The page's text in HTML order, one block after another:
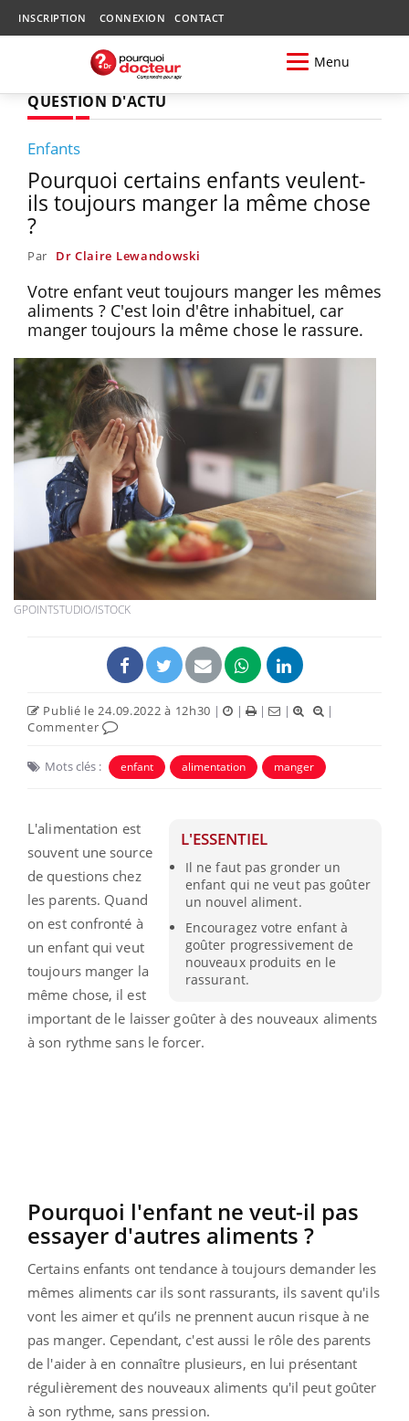
INSCRIPTION CONNEXION CONTACT
Menu
QUESTION D'ACTU
Enfants
Pourquoi certains enfants veulent-
ils toujours manger la même chose
?
Par Dr Claire Lewandowski
Votre enfant veut toujours manger les mêmes
aliments ? C'est loin d'être inhabituel, car
manger toujours la même chose le rassure.
GPOINTSTUDIO/ISTOCK
Publié le 24.09.2022 à 12h30 | | | |
|
Commenter
Mots clés : enfant alimentation manger
L'ESSENTIEL
Il ne faut pas gronder un
enfant qui ne veut pas goûter
un nouvel aliment.
Encouragez votre enfant à
goûter progressivement de
nouveaux produits en le
rassurant.
L'alimentation est
souvent une source
de questions chez
les parents. Quand
on est confronté à
un enfant qui veut
toujours manger la
même chose, il est
important de le laisser goûter à des nouveaux aliments
à son rythme sans le forcer.
Pourquoi l'enfant ne veut-il pas
essayer d'autres aliments ?
Certains enfants ont tendance à toujours demander les
mêmes aliments car ils sont rassurants, ils savent qu'ils
vont les aimer et qu’ils ne prennent aucun risque à ne
pas manger. Cependant, c'est aussi le rôle des parents
de l'aider à en connaître plusieurs, en lui présentant
régulièrement des nouveaux aliments qu'il peut goûter
à son rythme, sans pression.